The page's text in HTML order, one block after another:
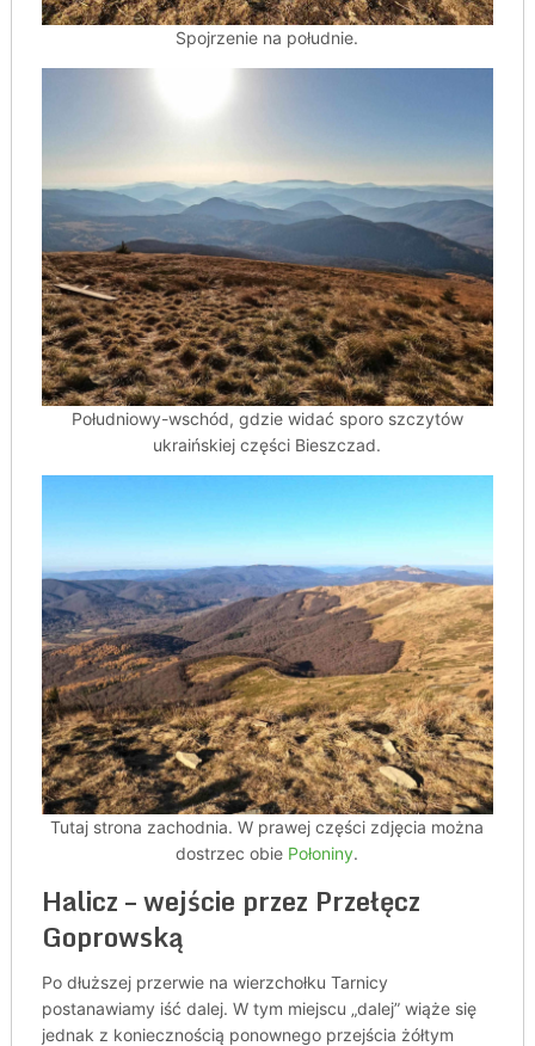
Spojrzenie na południe.
Południowy-wschód, gdzie widać sporo szczytów
ukraińskiej części Bieszczad.
Tutaj strona zachodnia. W prawej części zdjęcia można
dostrzec obie Połoniny.
Halicz – wejście przez Przełęcz
Goprowską
Po dłuższej przerwie na wierzchołku Tarnicy
postanawiamy iść dalej. W tym miejscu „dalej” wiąże się
jednak z koniecznością ponownego przejścia żółtym